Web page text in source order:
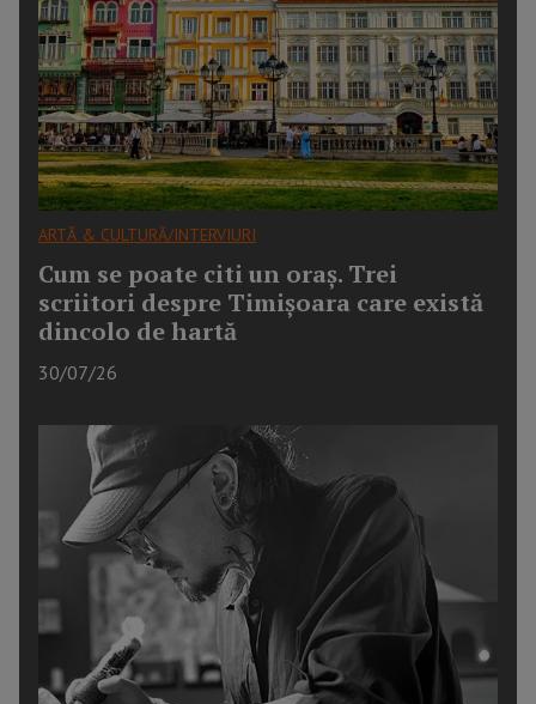
ARTĂ & CULTURĂ/INTERVIURI
Cum se poate citi un oraș. Trei
scriitori despre Timișoara care există
dincolo de hartă
30/07/26